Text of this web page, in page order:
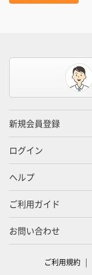
新規会員登録
ログイン
ヘルプ
ご利用ガイド
お問い合わせ
ご利用規約